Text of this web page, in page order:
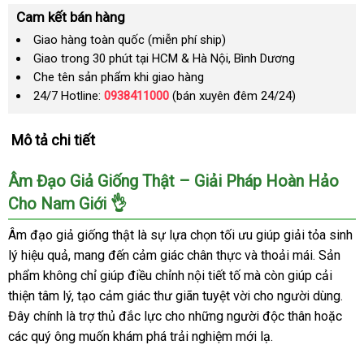
Cam kết bán hàng
Giao hàng toàn quốc (miễn phí ship)
Giao trong 30 phút tại HCM & Hà Nội, Bình Dương
Che tên sản phẩm khi giao hàng
24/7 Hotline: 0938411000 (bán xuyên đêm 24/24)
Mô tả chi tiết
Âm Đạo Giả Giống Thật – Giải Pháp Hoàn Hảo
Cho Nam Giới 👌
Âm đạo giả giống thật là sự lựa chọn tối ưu giúp giải tỏa sinh
lý hiệu quả, mang đến cảm giác chân thực và thoải mái. Sản
phẩm không chỉ giúp điều chỉnh nội tiết tố mà còn giúp cải
thiện tâm lý, tạo cảm giác thư giãn tuyệt vời cho người dùng.
Đây chính là trợ thủ đắc lực cho những người độc thân hoặc
các quý ông muốn khám phá trải nghiệm mới lạ.